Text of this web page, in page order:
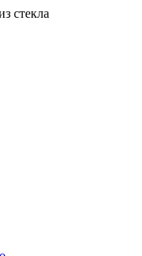
стекла